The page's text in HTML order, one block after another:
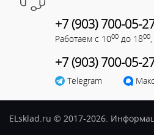
+7 (903) 700-05-
Работаем с 1000 до 1800
+7 (903) 700-05-
Telegram Макс
ELsklad.ru © 2017-2026.